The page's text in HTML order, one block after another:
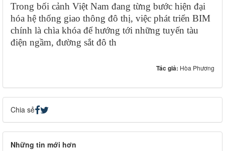
Trong bối cảnh Việt Nam đang từng bước hiện đại
hóa hệ thống giao thông đô thị, việc phát triển BIM
chính là chìa khóa để hướng tới những tuyến tàu
điện ngầm, đường sắt đô th
Tác giả: Hòa Phương
Chia sẻ
Những tin mới hơn